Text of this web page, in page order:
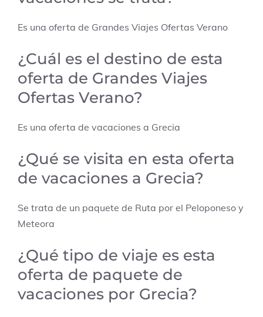
Es una oferta de Grandes Viajes Ofertas Verano
¿Cuál es el destino de esta
oferta de Grandes Viajes
Ofertas Verano?
Es una oferta de vacaciones a Grecia
¿Qué se visita en esta oferta
de vacaciones a Grecia?
Se trata de un paquete de Ruta por el Peloponeso y
Meteora
¿Qué tipo de viaje es esta
oferta de paquete de
vacaciones por Grecia?